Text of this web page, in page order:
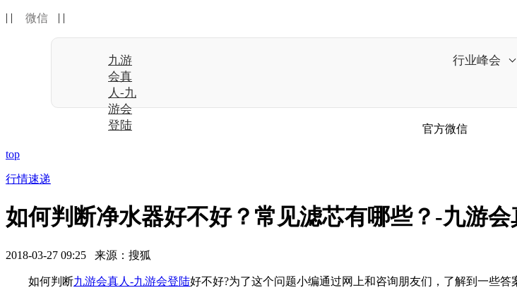
| | 微信 | |
九游
会真
人-九
游会
登陆
行业峰会
官方微信
top
行情速递
如何判断净水器好不好？常见滤芯有哪些？-九游会
2018-03-27 09:25 来源：搜狐
如何判断九游会真人-九游会登陆好不好?为了这个问题小编通过网上和咨询朋友们，了解到一些